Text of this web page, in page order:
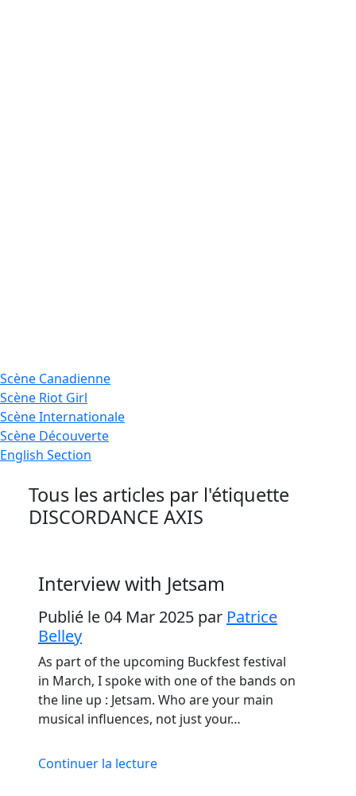
Scène Canadienne
Scène Riot Girl
ScèneInternationale
Scène Découverte
English Section
Tous les articles par l'étiquette
DISCORDANCE AXIS
Interview with Jetsam
Publié le 04 Mar 2025 par Patrice
Belley
As part of the upcoming Buckfest festival
in March, I spoke with one of the bands on
the line up : Jetsam. Who are your main
musical influences, not just your…
Continuer la lecture